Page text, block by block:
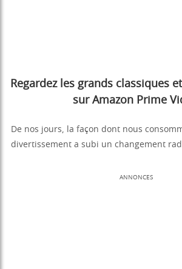
Regardez les grands classiques
sur Amazon Prime
De nos jours, la façon dont nous
divertissement a subi un changement
ANNONCES